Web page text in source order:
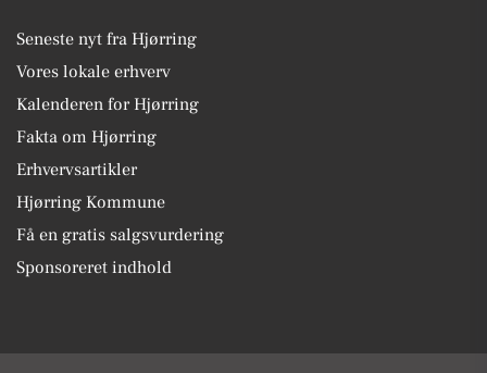
Seneste nyt fra Hjørring
Vores lokale erhverv
Kalenderen for Hjørring
Fakta om Hjørring
Erhvervsartikler
Hjørring Kommune
Få en gratis salgsvurdering
Sponsoreret indhold